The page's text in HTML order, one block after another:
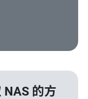
的方